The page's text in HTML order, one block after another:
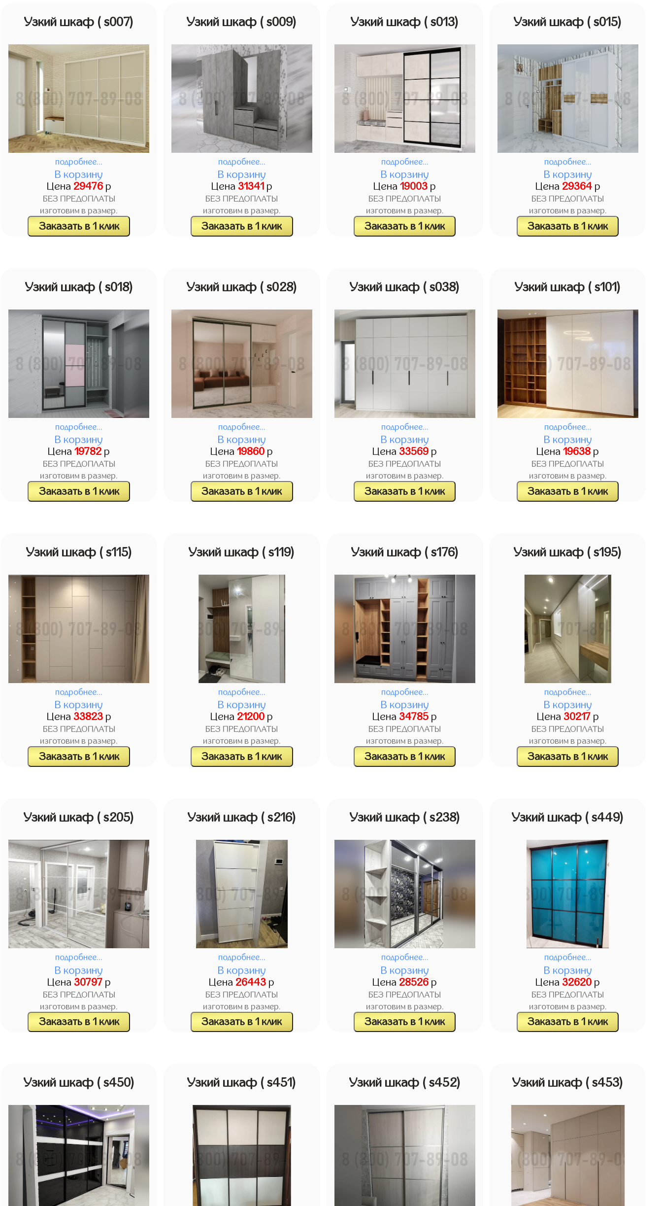
Узкий шкаф ( s007)
подробнее...
В корзину
Цена 29476р
БЕЗ ПРЕДОПЛАТЫ
изготовим в размер.
Заказать в 1 клик
Узкий шкаф ( s009)
подробнее...
В корзину
Цена 31341 р
БЕЗ ПРЕДОПЛАТЫ
изготовим в размер.
Заказать в 1 клик
Узкий шкаф ( s013)
подробнее...
В корзину
Цена19003 р
БЕЗ ПРЕДОПЛАТЫ
изготовим в размер.
Заказать в 1 клик
Узкий шкаф ( s015)
подробнее...
В корзину
Цена 29364р
БЕЗ ПРЕДОПЛАТЫ
изготовим в размер.
Заказать в 1 клик
Узкий шкаф ( s018)
подробнее...
В корзину
Цена19782 р
БЕЗ ПРЕДОПЛАТЫ
изготовим в размер.
Заказать в 1 клик
Узкий шкаф ( s028)
подробнее...
В корзину
Цена19860 р
БЕЗ ПРЕДОПЛАТЫ
изготовим в размер.
Заказать в 1 клик
Узкий шкаф ( s038)
подробнее...
В корзину
Цена 33569 р
БЕЗ ПРЕДОПЛАТЫ
изготовим в размер.
Заказать в 1 клик
Узкий шкаф ( s101)
подробнее...
В корзину
Цена19638 р
БЕЗ ПРЕДОПЛАТЫ
изготовим в размер.
Заказать в 1 клик
Узкий шкаф ( s115)
подробнее...
В корзину
Цена 33823р
БЕЗ ПРЕДОПЛАТЫ
изготовим в размер.
Заказать в 1 клик
Узкий шкаф ( s119)
подробнее...
В корзину
Цена 21200 р
БЕЗ ПРЕДОПЛАТЫ
изготовим в размер.
Заказать в 1 клик
Узкий шкаф ( s176)
подробнее...
В корзину
Цена 34785 р
БЕЗ ПРЕДОПЛАТЫ
изготовим в размер.
Заказать в 1 клик
Узкий шкаф ( s195)
подробнее...
В корзину
Цена 30217р
БЕЗ ПРЕДОПЛАТЫ
изготовим в размер.
Заказать в 1 клик
Узкий шкаф ( s205)
подробнее...
В корзину
Цена 30797р
БЕЗ ПРЕДОПЛАТЫ
изготовим в размер.
Заказать в 1 клик
Узкий шкаф ( s216)
подробнее...
В корзину
Цена 26443 р
БЕЗ ПРЕДОПЛАТЫ
изготовим в размер.
Заказать в 1 клик
Узкий шкаф ( s238)
подробнее...
В корзину
Цена 28526 р
БЕЗ ПРЕДОПЛАТЫ
изготовим в размер.
Заказать в 1 клик
Узкий шкаф ( s449)
подробнее...
В корзину
Цена 32620 р
БЕЗ ПРЕДОПЛАТЫ
изготовим в размер.
Заказать в 1 клик
Узкий шкаф ( s450) Узкий шкаф ( s451) Узкий шкаф ( s452) Узкий шкаф ( s453)